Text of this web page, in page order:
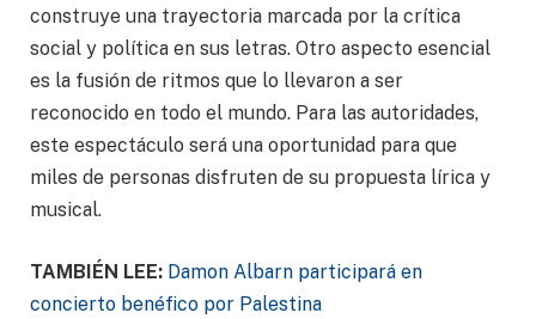
construye una trayectoria marcada por la crítica
social y política en sus letras. Otro aspecto esencial
es la fusión de ritmos que lo llevaron a ser
reconocido en todo el mundo. Para las autoridades,
este espectáculo será una oportunidad para que
miles de personas disfruten de su propuesta lírica y
musical.
TAMBIÉN LEE: Damon Albarn participará en
concierto benéfico por Palestina